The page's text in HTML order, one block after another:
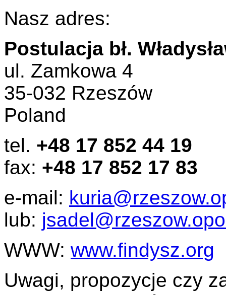
Nasz adres:
Postulacja bł.
ul. Zamkowa 4
35-032 Rzeszów
Poland
tel. +48 17 852 44 19
fax: +48 17 852 17 83
e-mail:
lub:
WWW: www.findysz.org
Uwagi, propozycje czy